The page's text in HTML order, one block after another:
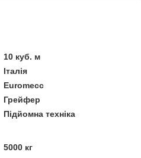
10 куб. м
Італія
Euromecc
Грейфер
Підйомна техніка
5000 кг